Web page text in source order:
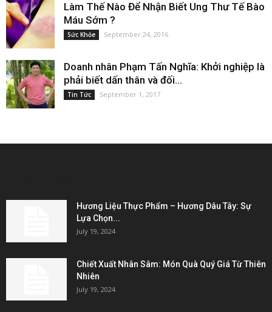
Làm Thế Nào Để Nhận Biết Ung Thư Tế Bào
Máu Sớm ?
Sức Khỏe September 24, 2016
Doanh nhân Phạm Tấn Nghĩa: Khởi nghiệp là
phải biết dấn thân và đối...
Tin Tức September 1, 2017
Hương Liệu Thực Phẩm – Hương Dâu Tây: Sự
Lựa Chọn...
July 19, 2024
Chiết Xuất Nhân Sâm: Món Quà Quý Giá Từ Thiên
Nhiên
July 19, 2024